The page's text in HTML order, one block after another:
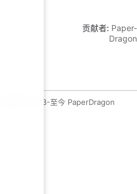
贡献者: Paper-
Dragon
copyleft 2023-至今 PaperDragon